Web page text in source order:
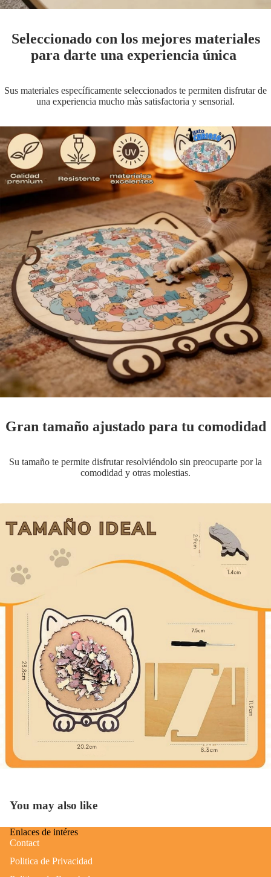
Seleccionado con los mejores materiales
para darte una experiencia única
Sus materiales específicamente seleccionados te permiten disfrutar de
una experiencia mucho màs satisfactoria y sensorial.
Gran tamaño ajustado para tu comodidad
Su tamaño te permite disfrutar resolviéndolo sin preocuparte por la
comodidad y otras molestias.
You may also like
Enlaces de intéres
Contact
Politica de Privacidad